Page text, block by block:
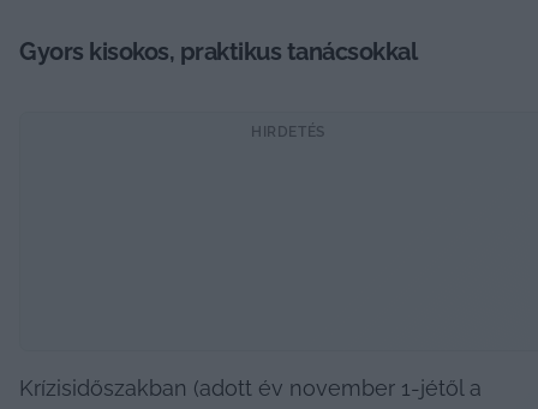
Gyors kisokos, praktikus tanácsokkal
HIRDETÉS
Krízisidőszakban (adott év november 1-jétől a